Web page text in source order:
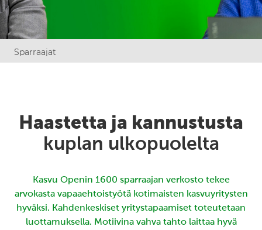
Sparraajat
Haastetta ja kannustusta
kuplan ulkopuolelta
Kasvu Openin 1600 sparraajan verkosto tekee
arvokasta vapaaehtoistyötä kotimaisten kasvuyritysten
hyväksi. Kahdenkeskiset yritystapaamiset toteutetaan
luottamuksella. Motiivina vahva tahto laittaa hyvä